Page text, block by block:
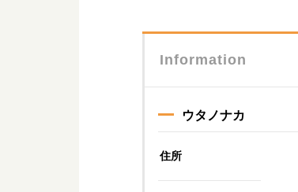
Information
ウタノナカ
住所